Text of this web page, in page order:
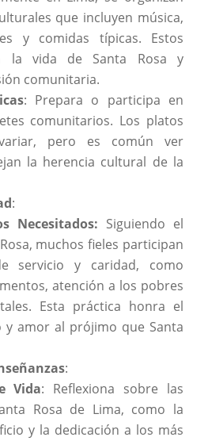
que incluyen música,
y comidas típicas. Estos
la vida de Santa Rosa y
comunitaria.
: Prepara o participa en
comunitarios. Los platos
pero es común ver
la herencia cultural de la
:
Necesitados: Siguiendo el
muchos fieles participan
servicio y caridad, como
atención a los pobres
Esta práctica honra el
y amor al prójimo que Santa
:
Vida: Reflexiona sobre las
Rosa de Lima, como la
y la dedicación a los más